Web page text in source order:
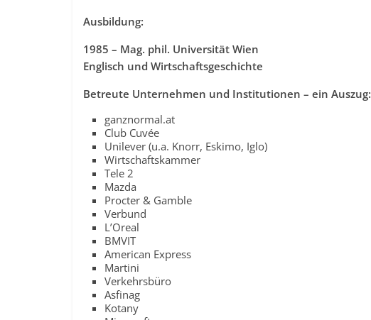
Ausbildung:
1985 – Mag. phil. Universität Wien
Englisch und Wirtschaftsgeschichte
Betreute Unternehmen und Institutionen – ein Auszug:
ganznormal.at
Club Cuvée
Unilever (u.a. Knorr, Eskimo, Iglo)
Wirtschaftskammer
Tele 2
Mazda
Procter & Gamble
Verbund
L’Oreal
BMVIT
American Express
Martini
Verkehrsbüro
Asfinag
Kotany